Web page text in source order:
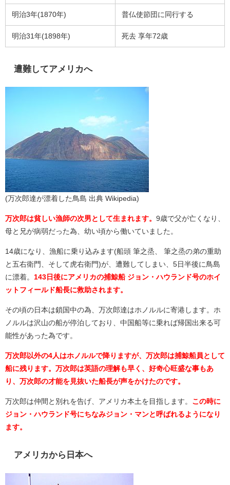
明治3年(1870年) 普仏使節団に同行する
明治31年(1898年) 死去 享年72歳
遭難してアメリカへ
(万次郎達が漂着した鳥島 出典 Wikipedia)
万次郎は貧しい漁師の次男として生まれます。 9歳で父が亡くなり、
母と兄が病弱だった為、幼い頃から働いていました。
14歳になり、漁船に乗り込みます(船頭 筆之烝、 筆之烝の弟の重助
と五右衛門、そして虎右衛門)が、遭難してしまい、5日半後に鳥島
に漂着。 143日後にアメリカの捕鯨船 ジョン・ハウランド号のホイ
ットフィールド船長に救助されます。
その頃の日本は鎖国中の為、万次郎達はホノルルに寄港します。ホ
ノルルは沢山の船が停泊しており、中国船等に乗れば帰国出来る可
能性があった為です。
万次郎以外の4人はホノルルで降りますが、万次郎は捕鯨船員として
船に残ります。万次郎は英語の理解も早く、好奇心旺盛な事もあ
り、万次郎の才能を見抜いた船長が声をかけたのです。
万次郎は仲間と別れを告げ、アメリカ本土を目指します。 この時に
ジョン・ハウランド号にちなみジョン・マンと呼ばれるようになり
ます。
アメリカから日本へ